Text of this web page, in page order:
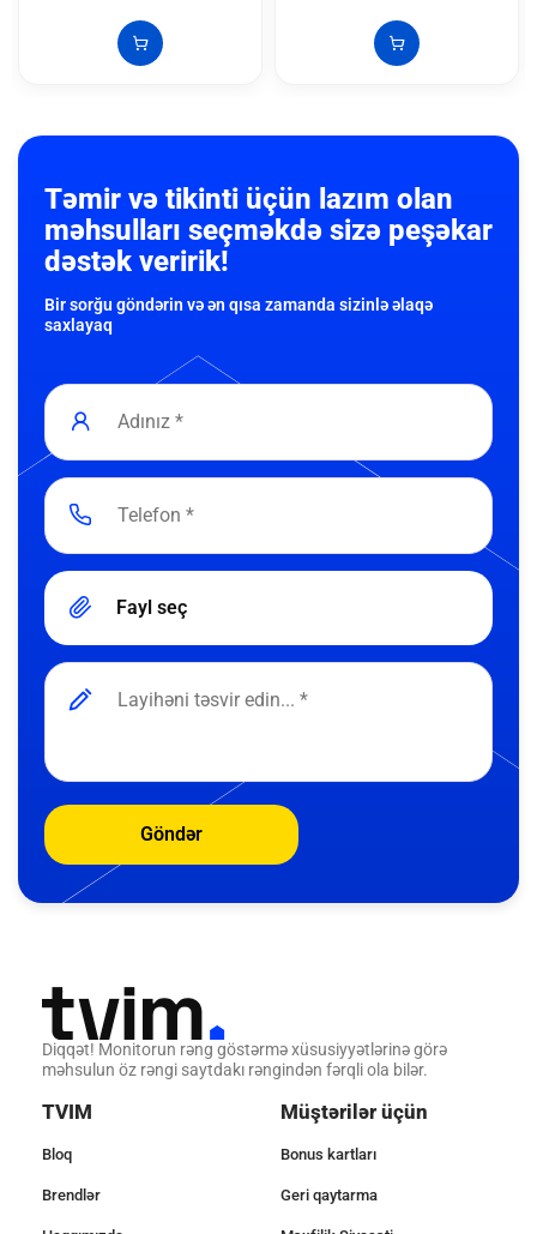
Təmir və tikinti üçün lazım olan
məhsulları seçməkdə sizə peşəkar
dəstək veririk!
Bir sorğu göndərin və ən qısa zamanda sizinlə əlaqə
saxlayaq
Fayl seç
Göndər
Diqqət! Monitorun rəng göstərmə xüsusiyyətlərinə görə
məhsulun öz rəngi saytdakı rəngindən fərqli ola bilər.
TVIM
Bloq
Brendlər
Müştərilər üçün
Bonus kartları
Geri qaytarma